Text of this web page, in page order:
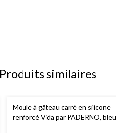
Produits similaires
Moule à gâteau carré en silicone
renforcé Vida par PADERNO, bleu